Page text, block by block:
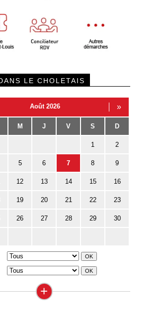
LE CHOLETAIS
Août 2026 »
M J V S D
1 2
5 6 7 8 9
12 13 14 15 16
19 20 21 22 23
26 27 28 29 30
+